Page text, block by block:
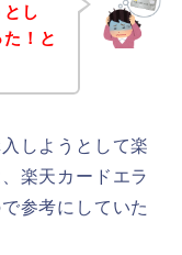
し
！と
しようとして楽
楽天カードエラ
参考にしていた